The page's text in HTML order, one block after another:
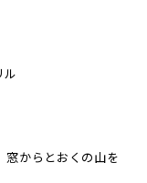
ル
窓からとおくの山を